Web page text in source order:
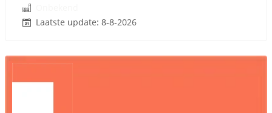
Laatste update: 8-8-2026